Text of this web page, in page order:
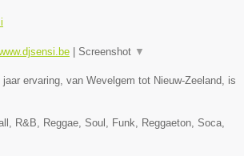
Screenshot ▼
jaar ervaring, van Wevelgem tot Nieuw-Zeeland, is
R&B, Reggae, Soul, Funk, Reggaeton, Soca,